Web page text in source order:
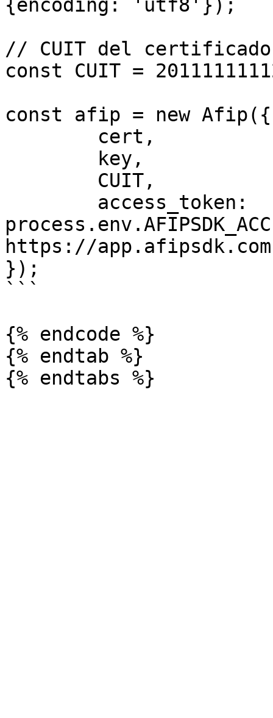
{encoding: 'utf8'});
// CUIT del certificado
const CUIT =
const afip = new Afip({
https://app.afipsdk.com
});
```
{% endcode %}
{% endtab %}